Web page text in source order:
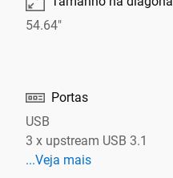
54.64"
 Portas
USB
3 x upstream USB 3.1
...Veja mais
Veja mais Portas
Veja mais Cabos